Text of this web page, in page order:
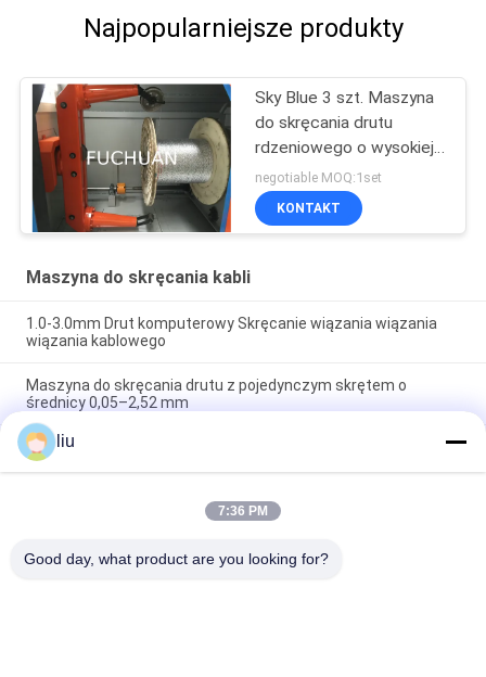
Najpopularniejsze produkty
Sky Blue 3 szt. Maszyna
do skręcania drutu
rdzeniowego o wysokiej
stabilnej rotacji 700
obr./min
negotiable MOQ:1set
KONTAKT
Maszyna do skręcania kabli
1.0-3.0mm Drut komputerowy Skręcanie wiązania wiązania
wiązania kablowego
Maszyna do skręcania drutu z pojedynczym skrętem o
średnicy 0,05–2,52 mm
0.05-2.72mm kabel miedzianą elektryczny drut skręcanie
maszyna bunching
popularne kategorie
liu
7:36 PM
Good day, what product are you looking for?